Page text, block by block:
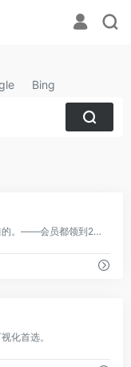
Bing
梳理思路，整理信息层次还是蛮不错的。——会员都领到2030年以后了。
化首选。